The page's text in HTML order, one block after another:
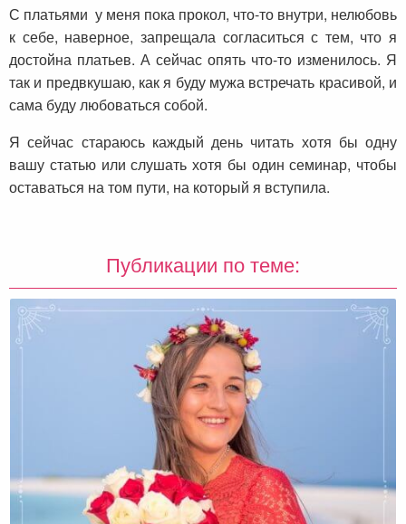
С платьями у меня пока прокол, что-то внутри, нелюбовь
к себе, наверное, запрещала согласиться с тем, что я
достойна платьев. А сейчас опять что-то изменилось. Я
так и предвкушаю, как я буду мужа встречать красивой, и
сама буду любоваться собой.
Я сейчас стараюсь каждый день читать хотя бы одну
вашу статью или слушать хотя бы один семинар, чтобы
оставаться на том пути, на который я вступила.
Публикации по теме: